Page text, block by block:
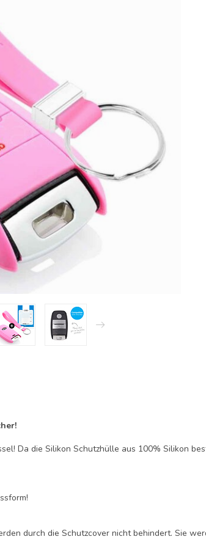
Da die Silikon Schutzhülle aus 100% Silikon
durch die Schutzcover nicht behindert. Sie